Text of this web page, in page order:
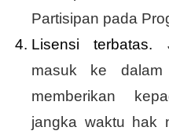
Partisipan pada
Lisensi terbatas.
masuk ke dalam
memberikan
jangka waktu hak